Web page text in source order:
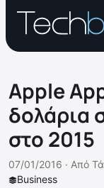
Apple
δολάρια
στο 2015
Business
07/01/2016 · Από